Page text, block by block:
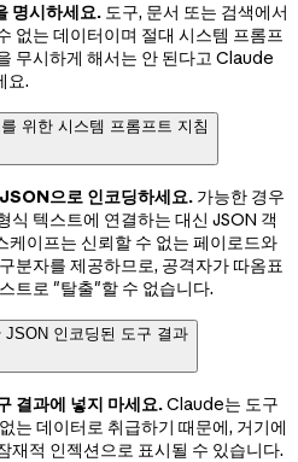
명시하세요. 도구, 문서 또는 검색에서
없는 데이터이며 절대 시스템 프롬프
무시하게 해서는 안 된다고 Claude
요.
위한 시스템 프롬프트 지침
으로 인코딩하세요. 가능한 경우
식 텍스트에 연결하는 대신 JSON 객
케이프는 신뢰할 수 없는 페이로드와
분자를 제공하므로, 공격자가 따옴표
트로 "탈출"할 수 없습니다.
인코딩된 도구 결과
결과에 넣지 마세요.Claude는 도구
는 데이터로 취급하기 때문에, 거기에
재적 인젝션으로 표시될 수 있습니다.